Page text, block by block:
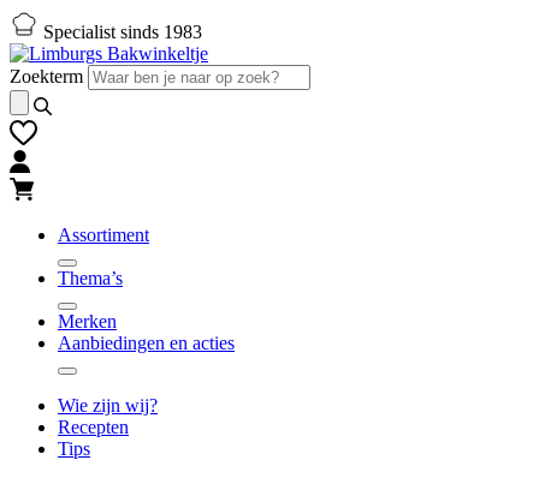
Naar
hoofd-
inhoud
gaan
Naar
footer
gaan
Specialist sinds 1983
Zoekterm
Assortiment
Thema’s
Merken
Aanbiedingen en acties
Wie zijn wij?
Recepten
Tips